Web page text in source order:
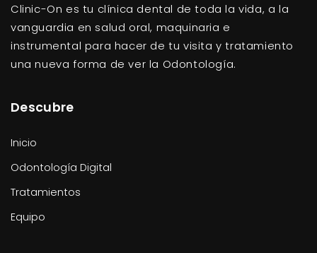
Clinic-On es tu clínica dental de toda la vida, a la
vanguardia en salud oral, maquinaria e
instrumental para hacer de tu visita y tratamiento
una nueva forma de ver la Odontología.
Descubre
Inicio
Odontología Digital
Tratamientos
Equipo